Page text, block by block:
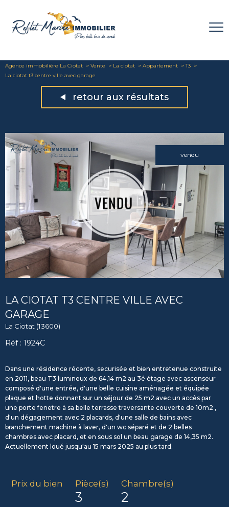
Agence immobilière La Ciotat Vente La ciotat Appartement
T3
La ciotat t3 centre ville avec garage
retour aux résultats
vendu
LA CIOTAT T3 CENTRE VILLE AVEC
GARAGE
La Ciotat (13600)
Réf : 1924C
Dans une résidence récente, securisée et bien entretenue construite
en 2011, beau T3 lumineux de 64,14 m2 au 3é étage avec ascenseur
composé d'une entrée, d'une belle cuisine aménagée et équipée
plaque et hotte donnant sur un séjour de 25 m2 avec un accès par
une porte fenetre à sa belle terrasse traversante couverte de 10m2 ,
d'un dégagement avec 2 placards, d'une salle de bains avec
branchement machine à laver, d'un wc séparé et de 2 belles
chambres avec placard, et en sous sol un beau garage de 14,35 m2.
Actuellement loué jusqu'au 15 mars 2025 au plus tard.
Prix du bien Pièce(s)
3
Chambre(s)
2